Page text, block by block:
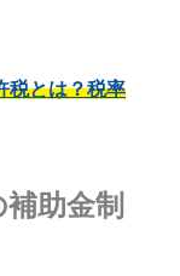
税とは？税率
助金制